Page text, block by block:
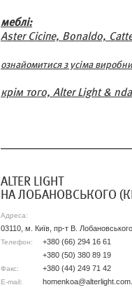
меблі:
Aster Сісіпе, Bonaldo,
ознайомитися з усіма
крім того, Alter Light &
АLTER LIGHT
НА ЛОБАНОВСЬКОГО
Адреса:
03110, м. Київ, пр-т В.
Телефон:
+380 (66) 294 16 61
+380 (50) 380 89 19
Факс: +380 (44) 249 71 42
E-mail: